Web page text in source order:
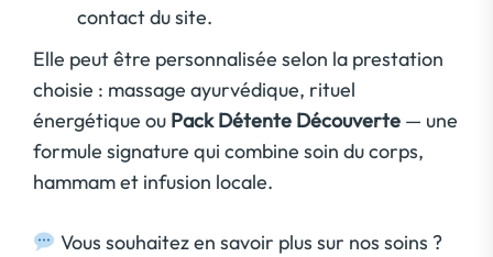
contact du site.
Elle peut être personnalisée selon la prestation
choisie : massage ayurvédique, rituel
énergétique ou Pack Détente Découverte — une
formule signature qui combine soin du corps,
hammam et infusion locale.
Vous souhaitez en savoir plus sur nos soins ?